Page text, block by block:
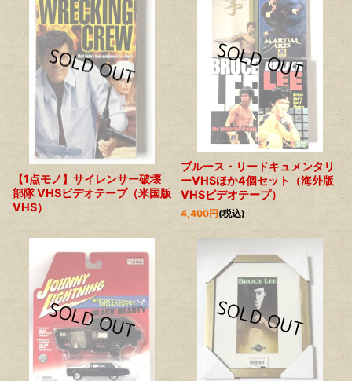
【1点モノ】サイレンサー破壊
部隊 VHSビデオテープ（米国版
VHS）
ブルース・リードキュメンタリ
ーVHSほか4個セット（海外版
VHSビデオテープ）
4,400円(税込)